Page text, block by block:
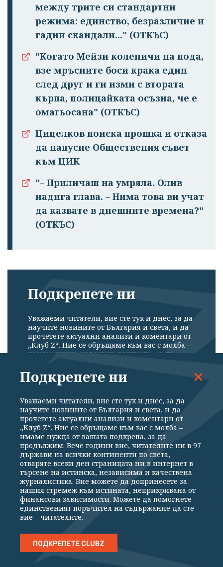
между трите си стандартни
режима: единство, безразличие и
гадни скандали..." (ОТКЪС)
"Когато Мейзи коленичи на пода,
взе мръсните боси крака един
след друг и ги изми с втората
кърпа, полицайката осъзна, че е
омагьосана" (ОТКЪС)
Цицелков поиска прошка и отказа
да напусне Обществения съвет
към ЦИК
"– Приличаш на умряла. Олив
надига глава. – Нима това ви учат
да казвате в днешните времена?"
(ОТКЪС)
Подкрепете ни
Уважаеми читатели, вие сте тук и днес, за да
научите новините от България и света, и да
прочетете актуални анализи и коментари от
„Клуб Z“. Ние се обръщаме към вас с молба –
имаме нужда от вашата подкрепа, за да
в 97 държави на всички континенти по света,
отваряте всеки ден страницата ни в интернет
качествена журналистика. Вие можете да
допринесете за нашия стремеж към
истината, неприкривана от финансови
зависимости. Можете да помогнете
единственият поръчител на съдържание да
сте вие – читателите.
ПОДКРЕПЕТЕ НИ
майка и дъщеря семейни отношения
Подкрепете ни
Уважаеми читатели, вие сте тук и днес, за да
научите новините от България и света, и да
прочетете актуални анализи и коментари от
„Клуб Z“. Ние се обръщаме към вас с молба –
имаме нужда от вашата подкрепа, за да
продължим. Вече години вие, читателите ни в 97
държави на всички континенти по света,
отваряте всеки ден страницата ни в интернет в
търсене на истинска, независима и качествена
журналистика. Вие можете да допринесете за
нашия стремеж към истината, неприкривана от
финансови зависимости. Можете да помогнете
единственият поръчител на съдържание да сте
вие – читателите.
ПОДКРЕПЕТЕ CLUBZ